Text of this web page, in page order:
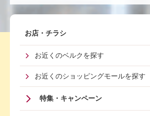
Footer
First
Menu
お店・チラシ
お近くのベルクを探す
お近くのショッピングモールを探す
特集・キャンペーン